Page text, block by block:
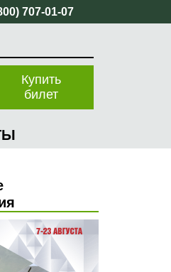
707-01-07
Купить
билет